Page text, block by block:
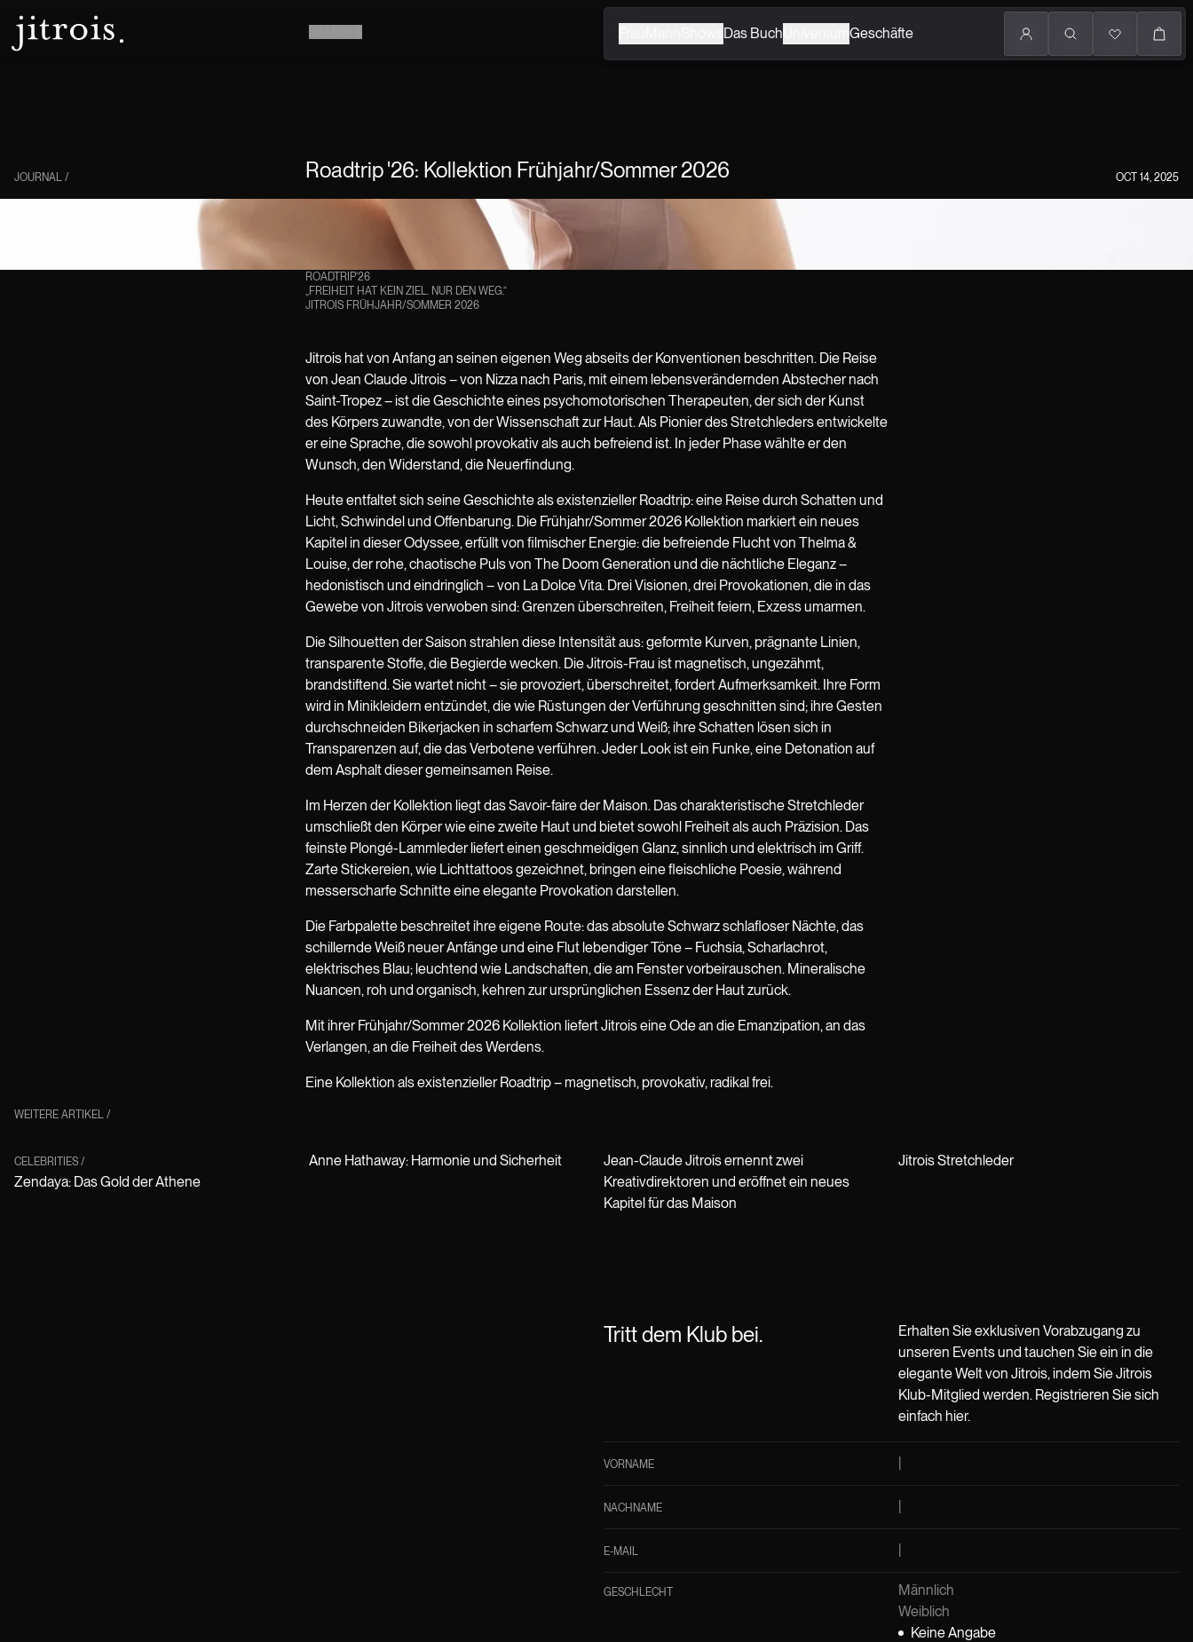
Das Buch Geschäfte
JOURNAL / Roadtrip '26: Kollektion Frühjahr/Sommer 2026 OCT 14, 2025
ROADTRIP'26
„FREIHEIT HAT KEIN ZIEL. NUR DEN WEG.“
JITROIS FRÜHJAHR/SOMMER 2026
Jitrois hat von Anfang an seinen eigenen Weg abseits der Konventionen beschritten. Die Reise
von Jean Claude Jitrois – von Nizza nach Paris, mit einem lebensverändernden Abstecher nach
Saint-Tropez – ist die Geschichte eines psychomotorischen Therapeuten, der sich der Kunst
des Körpers zuwandte, von der Wissenschaft zur Haut. Als Pionier des Stretchleders entwickelte
er eine Sprache, die sowohl provokativ als auch befreiend ist. In jeder Phase wählte er den
Wunsch, den Widerstand, die Neuerfindung.
Heute entfaltet sich seine Geschichte als existenzieller Roadtrip: eine Reise durch Schatten und
Licht, Schwindel und Offenbarung. Die Frühjahr/Sommer 2026 Kollektion markiert ein neues
Kapitel in dieser Odyssee, erfüllt von filmischer Energie: die befreiende Flucht von Thelma &
Louise, der rohe, chaotische Puls von The Doom Generation und die nächtliche Eleganz –
hedonistisch und eindringlich – von La Dolce Vita. Drei Visionen, drei Provokationen, die in das
Gewebe von Jitrois verwoben sind: Grenzen überschreiten, Freiheit feiern, Exzess umarmen.
Die Silhouetten der Saison strahlen diese Intensität aus: geformte Kurven, prägnante Linien,
transparente Stoffe, die Begierde wecken. Die Jitrois-Frau ist magnetisch, ungezähmt,
brandstiftend. Sie wartet nicht – sie provoziert, überschreitet, fordert Aufmerksamkeit. Ihre Form
wird in Minikleidern entzündet, die wie Rüstungen der Verführung geschnitten sind; ihre Gesten
durchschneiden Bikerjacken in scharfem Schwarz und Weiß; ihre Schatten lösen sich in
Transparenzen auf, die das Verbotene verführen. Jeder Look ist ein Funke, eine Detonation auf
dem Asphalt dieser gemeinsamen Reise.
Im Herzen der Kollektion liegt das Savoir-faire der Maison. Das charakteristische Stretchleder
umschließt den Körper wie eine zweite Haut und bietet sowohl Freiheit als auch Präzision. Das
feinste Plongé-Lammleder liefert einen geschmeidigen Glanz, sinnlich und elektrisch im Griff.
Zarte Stickereien, wie Lichttattoos gezeichnet, bringen eine fleischliche Poesie, während
messerscharfe Schnitte eine elegante Provokation darstellen.
Die Farbpalette beschreitet ihre eigene Route: das absolute Schwarz schlafloser Nächte, das
schillernde Weiß neuer Anfänge und eine Flut lebendiger Töne – Fuchsia, Scharlachrot,
elektrisches Blau; leuchtend wie Landschaften, die am Fenster vorbeirauschen. Mineralische
Nuancen, roh und organisch, kehren zur ursprünglichen Essenz der Haut zurück.
Mit ihrer Frühjahr/Sommer 2026 Kollektion liefert Jitrois eine Ode an die Emanzipation, an das
Verlangen, an die Freiheit des Werdens.
Eine Kollektion als existenzieller Roadtrip – magnetisch, provokativ, radikal frei.
WEITERE ARTIKEL /
CELEBRITIES /
Zendaya: Das Gold der Athene
Anne Hathaway: Harmonie und Sicherheit
Jean-Claude Jitrois ernennt zwei
Kreativdirektoren und eröffnet ein neues
Kapitel für das Maison
Jitrois Stretchleder
Tritt dem Klub bei.
Erhalten Sie exklusiven Vorabzugang zu
unseren Events und tauchen Sie ein in die
elegante Welt von Jitrois, indem Sie Jitrois
Klub-Mitglied werden. Registrieren Sie sich
einfach hier.
VORNAME
NACHNAME
E-MAIL
GESCHLECHT
Männlich
Weiblich
Keine Angabe